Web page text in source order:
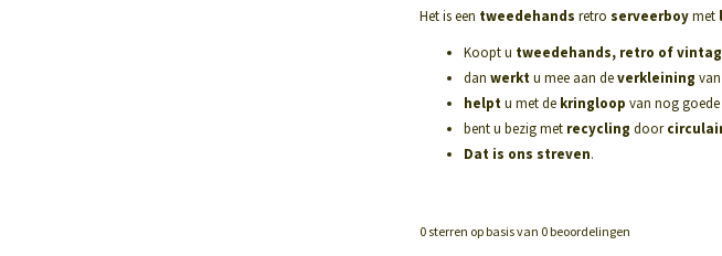
Het is een tweedehands retro serveerboymet
Koopt u tweedehands, retro of
dan werktu mee aan deverkleining
helptu met de kringloop van nog goede
bent u bezig metrecycling door
Dat is ons streven.
0sterren op basis van 0beoordelingen